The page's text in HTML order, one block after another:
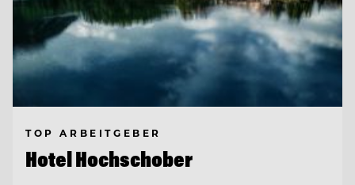
TOP ARBEITGEBER
Hotel Hochschober